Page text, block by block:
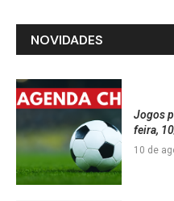
NOVIDADES
Jogos
feira,
10 de